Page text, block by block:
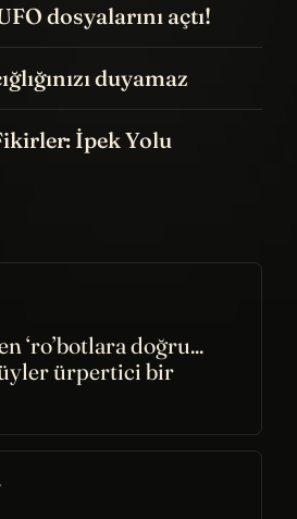
dosyalarını açtı!
duyamaz
İpek Yolu
‘ro’botlara doğru...
ürpertici bir